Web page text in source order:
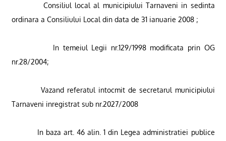
Consiliul local al municipiului Tarnaveni in sedinta
ordinara a Consiliului Local din data de 31 ianuarie 2008 ;
In temeiul Legii nr.129/1998 modificata prin OG
nr.28/2004;
Vazand referatul intocmit de secretarul municipiului
Tarnaveni inregistrat sub nr.2027/2008
In baza art. 46 alin. 1 din Legea administratiei publice